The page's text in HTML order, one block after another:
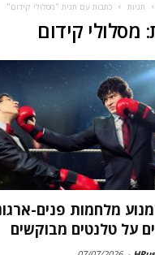
תגיות כתבות עם תגית "מסלולי קידום"
מסלולי קידום
מלחמות פנים-
על טלנטים מבוקשים